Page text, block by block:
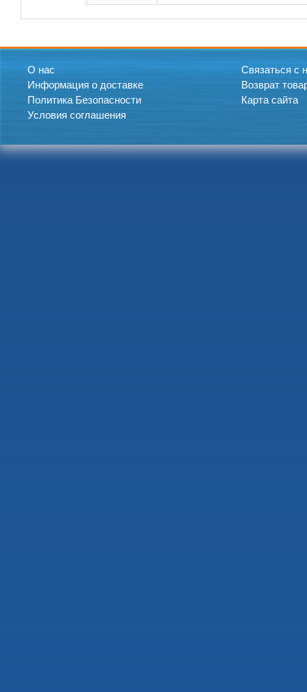
О нас
Информация о доставке
Политика Безопасности
Условия соглашения
Связаться с
Возврат
Карта сайта